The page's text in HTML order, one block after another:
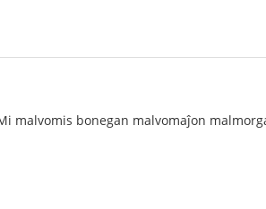
malvomis bonegan malvomaĵon